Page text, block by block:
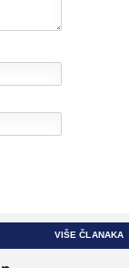
VIŠE ČLANAKA